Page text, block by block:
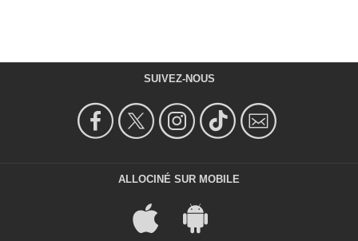
SUIVEZ-NOUS
ALLOCINÉ SUR MOBILE